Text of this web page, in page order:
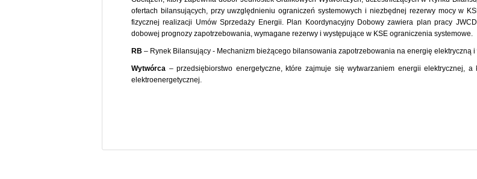
ofertach bilansujących, przy uwzględnieniu ograniczeń systemowych i niezbędnej rezerwy mocy w
fizycznej realizacji Umów Sprzedaży Energii. Plan Koordynacyjny Dobowy zawiera plan pracy
dobowej prognozy zapotrzebowania, wymagane rezerwy i występujące w KSE ograniczenia systemowe.
RB – Rynek Bilansujący - Mechanizm bieżącego bilansowania zapotrzebowania na energię elektryczną
Wytwórca – przedsiębiorstwo energetyczne, które zajmuje się wytwarzaniem energii elektrycznej, a
elektroenergetycznej.